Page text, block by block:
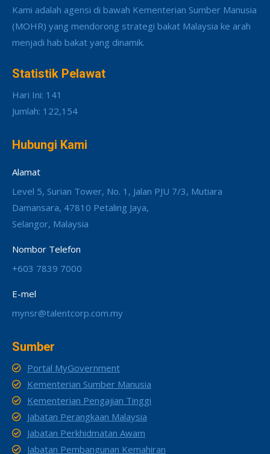
Kami adalah agensi di bawah Kementerian Sumber Manusia
(MOHR) yang mendorong strategi bakat Malaysia ke arah
menjadi hab bakat yang dinamik.
Statistik Pelawat
Hari Ini: 141
Jumlah: 122,154
Hubungi Kami
Alamat
Level 5, Surian Tower, No. 1, Jalan PJU 7/3, Mutiara
Damansara, 47810 Petaling Jaya,
Selangor, Malaysia
Nombor Telefon
+603 7839 7000
E-mel
mynsr@talentcorp.com.my
Sumber
Portal MyGovernment
Kementerian Sumber Manusia
Kementerian Pengajian Tinggi
Jabatan Perangkaan Malaysia
Jabatan Perkhidmatan Awam
Jabatan Pembangunan Kemahiran